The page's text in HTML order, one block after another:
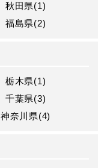
秋田県(1)
福島県(2)
栃木県(1)
千葉県(3)
神奈川県(4)